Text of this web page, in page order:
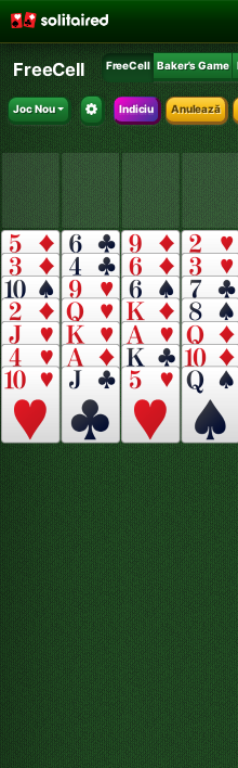
FreeCell FreeCell Baker's Game
Joc Nou Indiciu Anulează